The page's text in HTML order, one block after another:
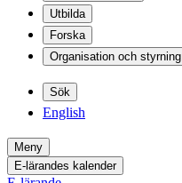
Utbilda
Forska
Organisation och styrning
Sök
English
Meny
E-lärandes kalender